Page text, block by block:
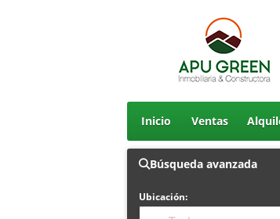
Inicio Ventas
Búsqueda avanzada
Ubicación: